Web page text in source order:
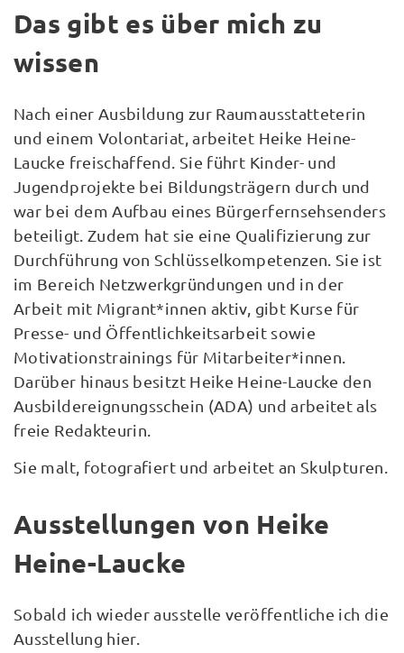
Das gibt es über mich zu
wissen
Nach einer Ausbildung zur Raumausstatteterin
und einem Volontariat, arbeitet Heike Heine-
Laucke freischaffend. Sie führt Kinder- und
Jugendprojekte bei Bildungsträgern durch und
war bei dem Aufbau eines Bürgerfernsehsenders
beteiligt. Zudem hat sie eine Qualifizierung zur
Durchführung von Schlüsselkompetenzen. Sie ist
im Bereich Netzwerkgründungen und in der
Arbeit mit Migrant*innen aktiv, gibt Kurse für
Presse- und Öffentlichkeitsarbeit sowie
Motivationstrainings für Mitarbeiter*innen.
Darüber hinaus besitzt Heike Heine-Laucke den
Ausbildereignungsschein (ADA) und arbeitet als
freie Redakteurin.
Sie malt, fotografiert und arbeitet an Skulpturen.
Ausstellungen von Heike
Heine-Laucke
Sobald ich wieder ausstelle veröffentliche ich die
Ausstellung hier.